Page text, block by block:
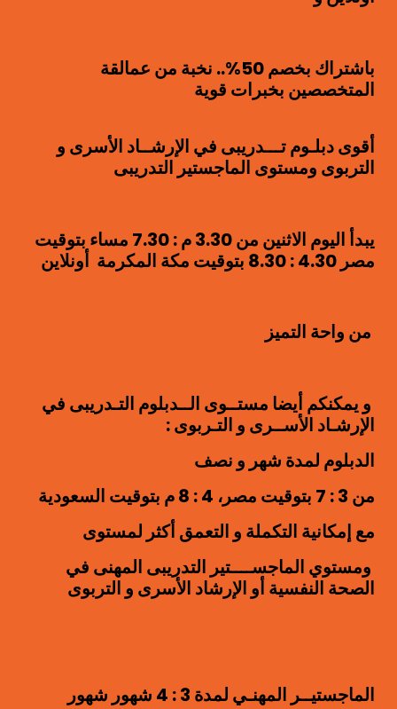
باشتراك بخصم 50%.. نخبة من عمالقة
المتخصصين بخبرات قوية
أقوى دبلـوم تـــدريبى في الإرشــاد الأسرى و
التربوى ومستوى الماجستير التدريبى
يبدأ اليوم الاثنين من 3.30 م : 7.30 مساء بتوقيت
مصر 4.30 : 8.30 بتوقيت مكة المكرمة أونلاين
من واحة التميز
و يمكنكم أيضا مستــوى الــدبلوم التـدريبى في
الإرشـاد الأســرى و التـربوى :
الدبلوم لمدة شهر و نصف
من 3 : 7 بتوقيت مصر، 4 : 8 م بتوقيت السعودية
مع إمكانية التكملة و التعمق أكثر لمستوى
ومستوي الماجســــتير التدريبى المهنى في
الصحة النفسية أو الإرشاد الأسرى و التربوى
الماجستيــر المهنـي لمدة 3 : 4 شهور شهور